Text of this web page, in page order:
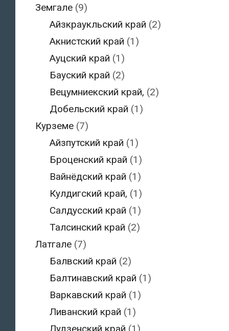
Земгале(9)
Айзкраукльский край (2)
Акнистский край (1)
Ауцский край (1)
Бауский край (2)
Вецумниекский край, (2)
Добельский край (1)
Курземе(7)
Айзпутский край (1)
Броценский край (1)
Вайнёдский край (1)
Кулдигский край, (1)
Салдусский край (1)
Талсинский край (2)
Латгале(7)
Балвский край (2)
Балтинавский край (1)
Варкавский край (1)
Ливанский край (1)